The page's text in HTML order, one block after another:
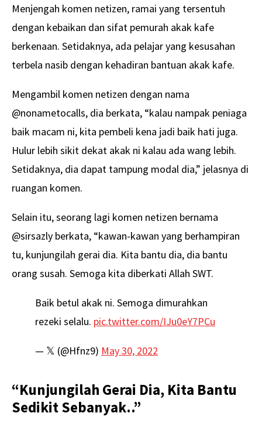
Menjengah komen netizen, ramai yang tersentuh
dengan kebaikan dan sifat pemurah akak kafe
berkenaan. Setidaknya, ada pelajar yang kesusahan
terbela nasib dengan kehadiran bantuan akak kafe.
Mengambil komen netizen dengan nama
@nonametocalls, dia berkata, “kalau nampak peniaga
baik macam ni, kita pembeli kena jadi baik hati juga.
Hulur lebih sikit dekat akak ni kalau ada wang lebih.
Setidaknya, dia dapat tampung modal dia,” jelasnya di
ruangan komen.
Selain itu, seorang lagi komen netizen bernama
@sirsazly berkata, “kawan-kawan yang berhampiran
tu, kunjungilah gerai dia. Kita bantu dia, dia bantu
orang susah. Semoga kita diberkati Allah SWT.
Baik betul akak ni. Semoga dimurahkan
rezeki selalu. pic.twitter.com/IJu0eY7PCu
— 𝕏 (@Hfnz9) May 30, 2022
“Kunjungilah Gerai Dia, Kita Bantu
Sedikit Sebanyak..”